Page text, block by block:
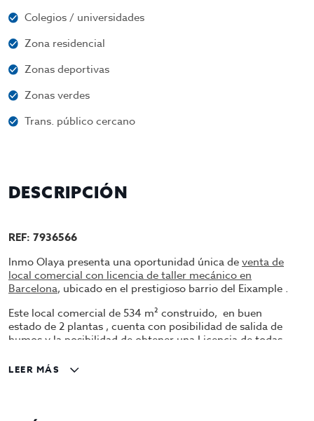
Colegios / universidades
Zona residencial
Zonas deportivas
Zonas verdes
Trans. público cercano
DESCRIPCIÓN
REF: 7936566
Inmo Olaya presenta una oportunidad única deventa de
local comercial con licencia de taller mecánico en
Barcelona, ubicado en el prestigioso barrio del Eixample .
Este local comercial de 534 m² construido, en buen
estado de 2 plantas , cuenta con posibilidad de salida de
humos y la posibilidad de obtener una Licencia de todas
opción ideal para negocios.
LEER MÁS